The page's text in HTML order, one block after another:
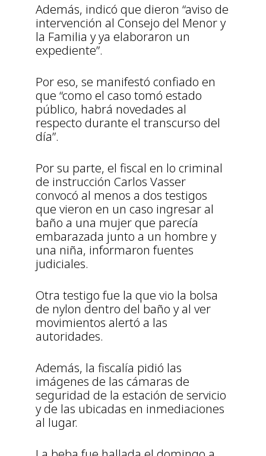
Además, indicó que dieron “aviso de
intervención al Consejo del Menor y
la Familia y ya elaboraron un
expediente”.
Por eso, se manifestó confiado en
que “como el caso tomó estado
público, habrá novedades al
respecto durante el transcurso del
día”.
Por su parte, el fiscal en lo criminal
de instrucción Carlos Vasser
convocó al menos a dos testigos
que vieron en un caso ingresar al
baño a una mujer que parecía
embarazada junto a un hombre y
una niña, informaron fuentes
judiciales.
Otra testigo fue la que vio la bolsa
de nylon dentro del baño y al ver
movimientos alertó a las
autoridades.
Además, la fiscalía pidió las
imágenes de las cámaras de
seguridad de la estación de servicio
y de las ubicadas en inmediaciones
al lugar.